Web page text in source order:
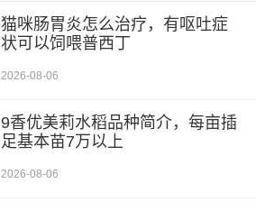
猫咪肠胃炎怎么治疗，有呕吐症
状可以饲喂普西丁
2026-08-06
9香优美莉水稻品种简介，每亩插
足基本苗7万以上
2026-08-06